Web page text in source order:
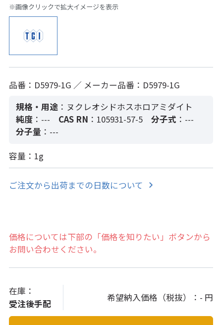
※画像クリックで拡大イメージを表示
品番：D5979-1G ／ メーカー品番：D5979-1G
規格・用途 ：ヌクレオシドホスホロアミダイト
純度 ：--- CAS RN ：105931-57-5 分子式 ：---
分子量 ：---
容量：1g
ご注文から出荷までの日数について
価格については下部の「価格を知りたい」ボタンから
お問い合わせください。
在庫：
受注後手配
希望納入価格（税抜）： - 円